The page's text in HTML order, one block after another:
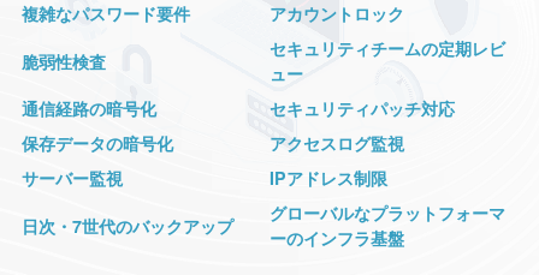
複雑なパスワード要件
アカウントロック
脆弱性検査
セキュリティチームの定期レビ
ュー
通信経路の暗号化
セキュリティパッチ対応
保存データの暗号化
アクセスログ監視
サーバー監視
IPアドレス制限
日次・7世代のバックアップ
グローバルなプラットフォーマ
ーのインフラ基盤